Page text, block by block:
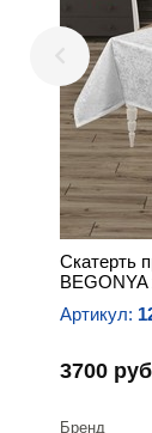
Скатерть
Артикул:
3700
Бренд